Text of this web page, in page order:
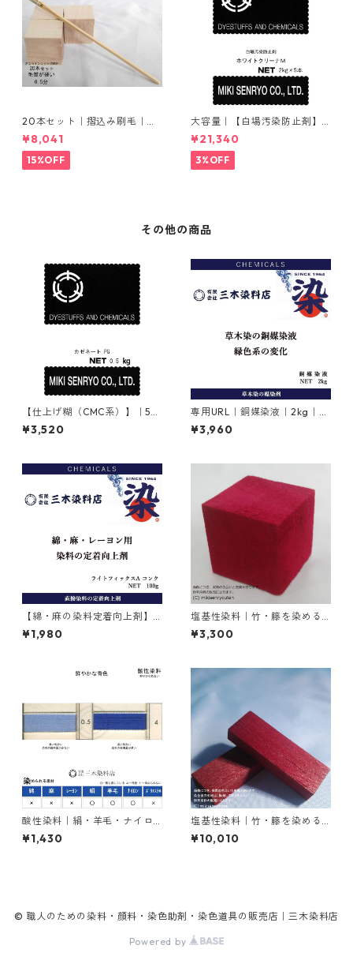
20本セット｜摺込み刷毛｜夏
毛（毛質が硬い）0.5分
¥8,041
15%OFF
大容量｜【白場汚染防止剤】
｜2kg×5本｜ホワイトクリー
ナＭ
¥21,340
3%OFF
その他の商品
【仕上げ糊（CMC系）】｜50
0g｜カゼネートPG
¥3,520
専用URL｜銅媒染液｜2kg｜
【銅媒染剤】
¥3,960
【綿・麻の染料定着向上剤】
｜100g｜ライトフィックスA
コンク
¥1,980
塩基性染料｜竹・籐を染める
｜100g｜塩基性レット（赤色
系）
¥3,300
酸性染料｜絹・羊毛・ナイロ
ンを染める｜20g｜アンスラ
センブルーFBR（鮮やかな青
¥1,430
塩基性染料｜竹・籐を染める
｜500g｜M.Bビスマークブロ
ンＢ（茶色）
¥10,010
© 職人のための染料・顔料・染色助剤・染色道具の販売店｜三木染料店
Powered by